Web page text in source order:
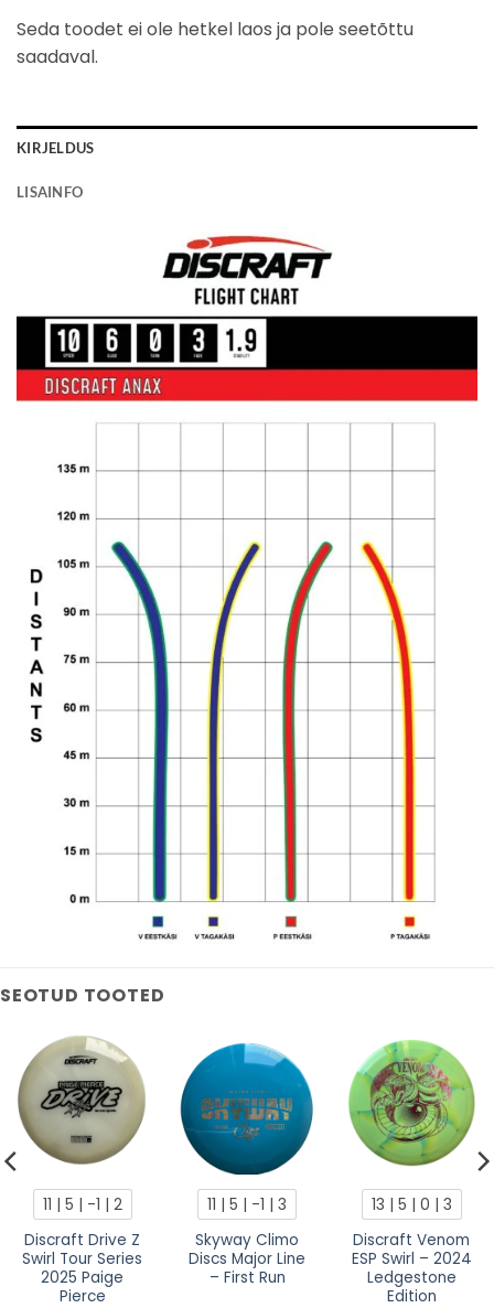
Seda toodet ei ole hetkel laos ja pole seetõttu
saadaval.
KIRJELDUS
LISAINFO
SEOTUD TOOTED
11 | 5 | -1 | 2
Discraft Drive Z
Swirl Tour Series
2025 Paige
Pierce
11 | 5 | -1 | 3
Skyway Climo
Discs Major Line
– First Run
13 | 5 | 0 | 3
Discraft Venom
ESP Swirl – 2024
Ledgestone
Edition